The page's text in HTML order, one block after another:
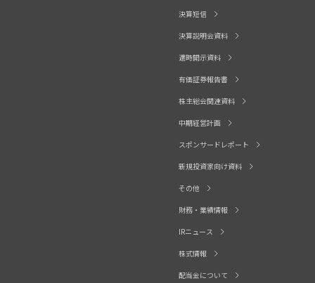
決算短信
決算説明会資料
適時開示資料
有価証券報告書
株主総会関連資料
中期経営計画
スポンサードレポート
新規投資家向け資料
その他
財務・業績情報
IRニュース
株式情報
配当金について